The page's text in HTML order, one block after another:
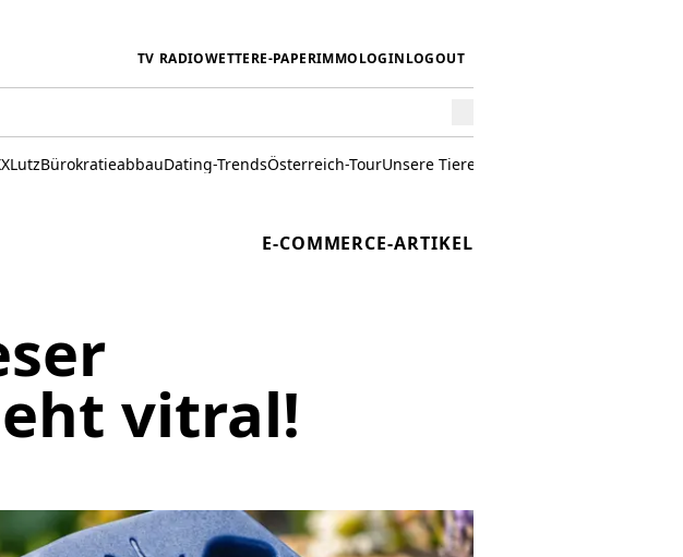
TV RADIOWETTERE-PAPERIMMOLOGINLOGOUT
BürokratieabbauDating-TrendsÖsterreich-TourUnsere Tiere
E-COMMERCE-ARTIKEL
vitral!